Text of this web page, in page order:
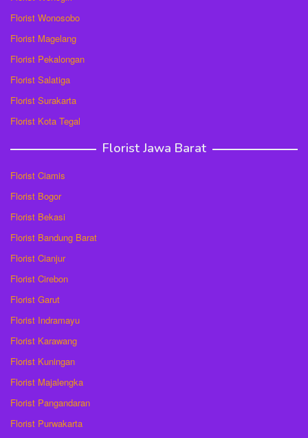
Florist Wonosobo
Florist Magelang
Florist Pekalongan
Florist Salatiga
Florist Surakarta
Florist Kota Tegal
Florist Jawa Barat
Florist Ciamis
Florist Bogor
Florist Bekasi
Florist Bandung Barat
Florist Cianjur
Florist Cirebon
Florist Garut
Florist Indramayu
Florist Karawang
Florist Kuningan
Florist Majalengka
Florist Pangandaran
Florist Purwakarta